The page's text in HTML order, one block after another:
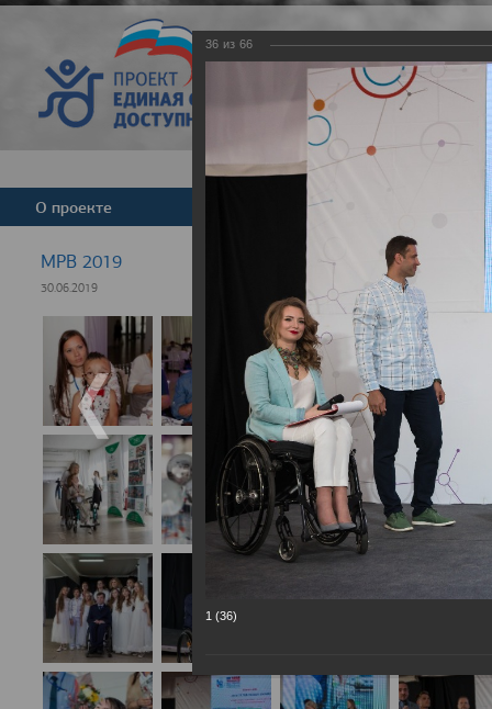
Версия для
О проекте
МРВ 2019
30.06.2019
36 из 66
1 (36)